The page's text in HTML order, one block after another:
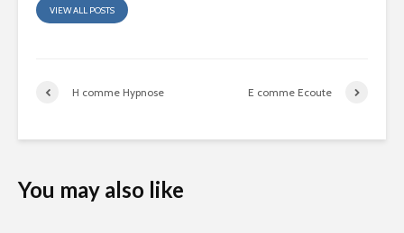
VIEW ALL POSTS
H comme Hypnose E comme Ecoute
You may also like